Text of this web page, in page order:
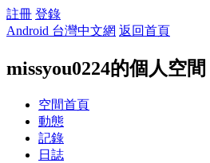
註冊 登錄
Android 台灣中文網 返回首頁
missyou0224的個人空間
空間首頁
動態
記錄
日誌